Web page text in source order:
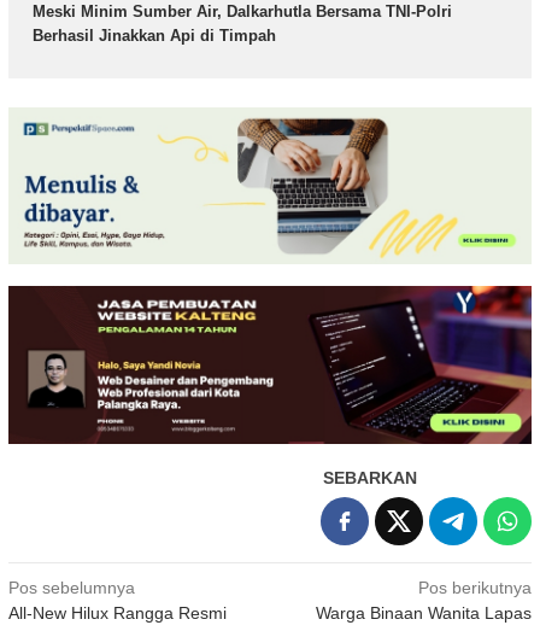
Meski Minim Sumber Air, Dalkarhutla Bersama TNI-Polri
Berhasil Jinakkan Api di Timpah
SEBARKAN
Navigasi
Pos sebelumnya
All-New Hilux Rangga Resmi
Pos berikutnya
Warga Binaan Wanita Lapas